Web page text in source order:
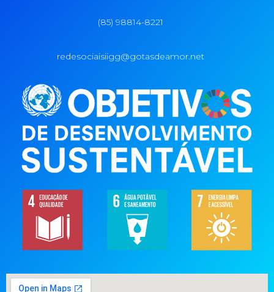
(85) 98814-8221
redesociaisiigg@gotasdeamor.net